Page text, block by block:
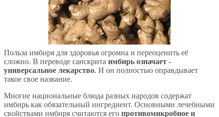
Польза имбиря для здоровья огромна и переоценить её
сложно. В переводе санскрита имбирь означает -
универсальное лекарство. И он полностью оправдывает
такое свое название.
Многие национальные блюда разных народов содержат
имбирь как обязательный ингредиент. Основными лечебными
свойствами имбиря считаются его противомикробное и